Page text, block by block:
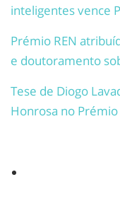
inteligentes vence
Prémio REN
e doutoramento
Tese de Diogo
Honrosa no Prémio